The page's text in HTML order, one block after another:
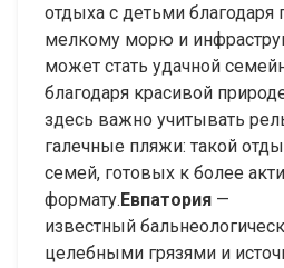
отдыха с детьми
мелкому морю и
может стать удачной
благодаря красивой
здесь важно учитывать
галечные пляжи: такой
семей, готовых к более
формату. Евпатория —
известный
целебными грязями и